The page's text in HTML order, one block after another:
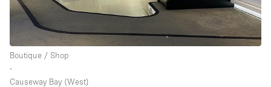
Boutique / Shop
∙
Causeway Bay (West)